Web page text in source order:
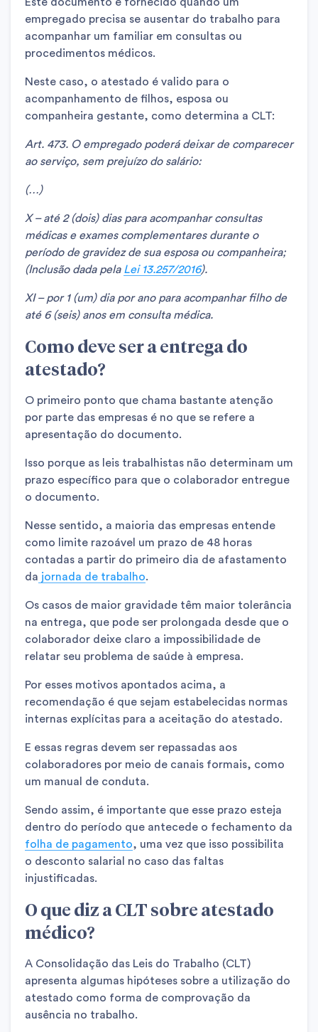
empregado precisa se ausentar do trabalho para
acompanhar um familiar em consultas ou
procedimentos médicos.
Neste caso, o atestado é valido para o
acompanhamento de filhos, esposa ou
companheira gestante, como determina a CLT:
Art. 473. O empregado poderá deixar de comparecer
ao serviço, sem prejuízo do salário:
(…)
X – até 2 (dois) dias para acompanhar consultas
médicas e exames complementares durante o
período de gravidez de sua esposa ou companheira;
(Inclusão dada pela Lei 13.257/2016).
XI – por 1 (um) dia por ano para acompanhar filho de
até 6 (seis) anos em consulta médica.
Como deve ser a entrega do
atestado?
O primeiro ponto que chama bastante atenção
por parte das empresas é no que se refere a
apresentação do documento.
Isso porque as leis trabalhistas não determinam um
prazo específico para que o colaborador entregue
o documento.
Nesse sentido, a maioria das empresas entende
como limite razoável um prazo de 48 horas
contadas a partir do primeiro dia de afastamento
da jornada de trabalho.
Os casos de maior gravidade têm maior tolerância
na entrega, que pode ser prolongada desde que o
colaborador deixe claro a impossibilidade de
relatar seu problema de saúde à empresa.
Por esses motivos apontados acima, a
recomendação é que sejam estabelecidas normas
internas explícitas para a aceitação do atestado.
E essas regras devem ser repassadas aos
colaboradores por meio de canais formais, como
um manual de conduta.
Sendo assim, é importante que esse prazo esteja
dentro do período que antecede o fechamento da
folha de pagamento, uma vez que isso possibilita
o desconto salarial no caso das faltas
injustificadas.
O que diz a CLT sobre atestado
médico?
A Consolidação das Leis do Trabalho (CLT)
apresenta algumas hipóteses sobre a utilização do
atestado como forma de comprovação da
ausência no trabalho.